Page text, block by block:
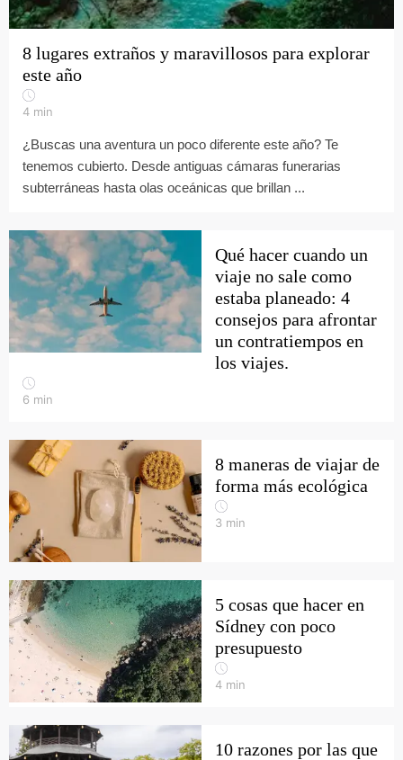
8 lugares extraños y maravillosos para explorar
este año
4 min
¿Buscas una aventura un poco diferente este año? Te
tenemos cubierto. Desde antiguas cámaras funerarias
subterráneas hasta olas oceánicas que brillan ...
Qué hacer cuando un
viaje no sale como
estaba planeado: 4
consejos para afrontar
un contratiempos en
los viajes.
6 min
8 maneras de viajar de
forma más ecológica
3 min
5 cosas que hacer en
Sídney con poco
presupuesto
4 min
10 razones por las que